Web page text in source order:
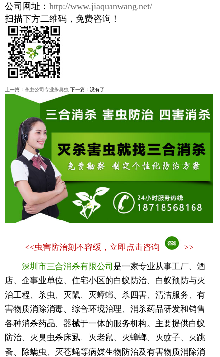
公司网址： http://www.jiaquanwang.net/
扫描下方二维码，免费咨询！
上一篇： 杀虫公司专业杀臭虫 下一篇：没有了
<<虫害防治刻不容缓，立即点击咨询 >>
深圳市三合消杀有限公司 是一家专业从事工厂、酒
店、企事业单位、住宅小区的白蚁防治、白蚁预防与灭
治工程、杀虫、灭鼠、灭蟑螂、杀四害、清洁服务、有
害物质消除消毒、综合环境治理、消杀药品研发和销售
各种消杀药品、器械于一体的服务机构。主要提供白蚁
防治、灭臭虫杀床虱、灭老鼠、灭蟑螂、灭蚊子、灭跳
蚤、除螨虫、灭苍蝇等病媒生物防治及有害物质消除消